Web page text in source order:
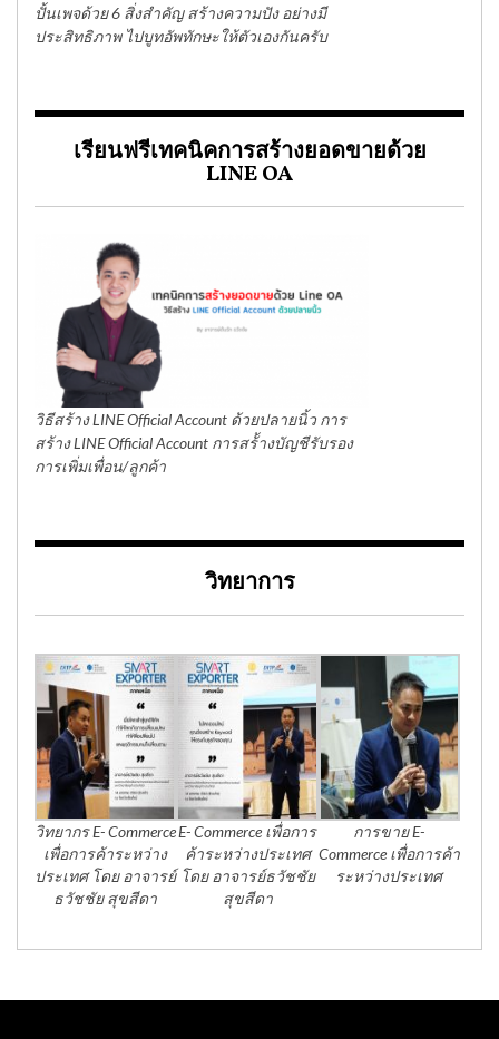
ปั้นเพจด้วย 6 สิ่งสำคัญ สร้างความปัง อย่างมี
ประสิทธิภาพ ไปบูทอัพทักษะให้ตัวเองกันครับ
เรียนฟรีเทคนิคการสร้างยอดขายด้วย
LINE OA
วิธีสร้าง LINE Official Account ด้วยปลายนิ้ว การ
สร้าง LINE Official Account การสร้้างบัญชีรับรอง
การเพิ่มเพื่อน/ลูกค้า
วิทยาการ
วิทยากร E- Commerce
เพื่อการค้าระหว่าง
ประเทศ โดย อาจารย์
ธวัชชัย สุขสีดา
E- Commerce เพื่อการ
ค้าระหว่างประเทศ
โดย อาจารย์ธวัชชัย
สุขสีดา
การขาย E-
Commerce เพื่อการค้า
ระหว่างประเทศ